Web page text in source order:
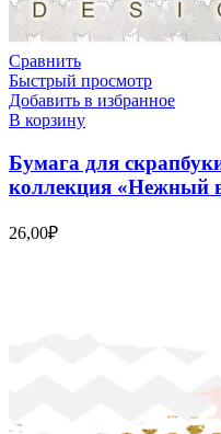
Сравнить
Быстрый просмотр
Добавить в избранное
В корзину
Бумага для
коллекция «Нежный
26,00₽